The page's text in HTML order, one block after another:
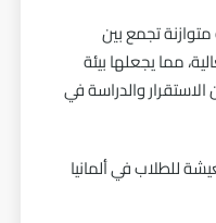
تجمع بين
مما يجعلها بيئة
الاستقرار والدراسة في
للطلاب في ألمانيا